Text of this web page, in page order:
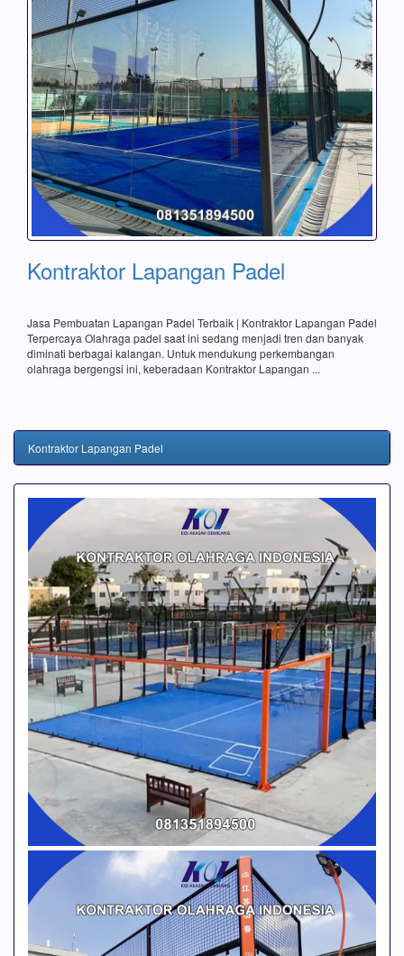
Kontraktor Lapangan Padel
Jasa Pembuatan Lapangan Padel Terbaik | Kontraktor Lapangan Padel
Terpercaya Olahraga padel saat ini sedang menjadi tren dan banyak
diminati berbagai kalangan. Untuk mendukung perkembangan
olahraga bergengsi ini, keberadaan Kontraktor Lapangan ...
Kontraktor Lapangan Padel